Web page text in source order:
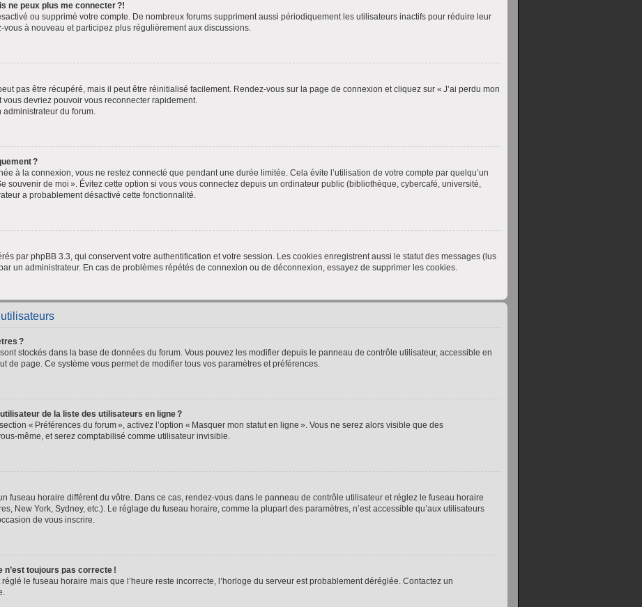
ne peux plus me connecter ?!
ou supprimé votre compte. De nombreux forums suppriment aussi périodiquement les utilisateurs inactifs pour réduire leur
à nouveau et participez plus régulièrement aux discussions.
pas être récupéré, mais il peut être réinitialisé facilement. Rendez-vous sur la page de connexion et cliquez sur « J’ai perdu mon
devriez pouvoir vous reconnecter rapidement.
du forum.
?
à la connexion, vous ne restez connecté que pendant une durée limitée. Cela évite l’utilisation de votre compte par quelqu’un
souvenir de moi ». Évitez cette option si vous vous connectez depuis un ordinateur public (bibliothèque, cybercafé, université,
a probablement désactivé cette fonctionnalité.
par phpBB 3.3, qui conservent votre authentification et votre session. Les cookies enregistrent aussi le statut des messages (lus
un administrateur. En cas de problèmes répétés de connexion ou de déconnexion, essayez de supprimer les cookies.
?
stockés dans la base de données du forum. Vous pouvez les modifier depuis le panneau de contrôle utilisateur, accessible en
de page. Ce système vous permet de modifier tous vos paramètres et préférences.
de la liste des utilisateurs en ligne ?
« Préférences du forum », activez l’option « Masquer mon statut en ligne ». Vous ne serez alors visible que des
même, et serez comptabilisé comme utilisateur invisible.
fuseau horaire différent du vôtre. Dans ce cas, rendez-vous dans le panneau de contrôle utilisateur et réglez le fuseau horaire
New York, Sydney, etc.). Le réglage du fuseau horaire, comme la plupart des paramètres, n’est accessible qu’aux utilisateurs
de vous inscrire.
n’est toujours pas correcte !
le fuseau horaire mais que l’heure reste incorrecte, l’horloge du serveur est probablement déréglée. Contactez un